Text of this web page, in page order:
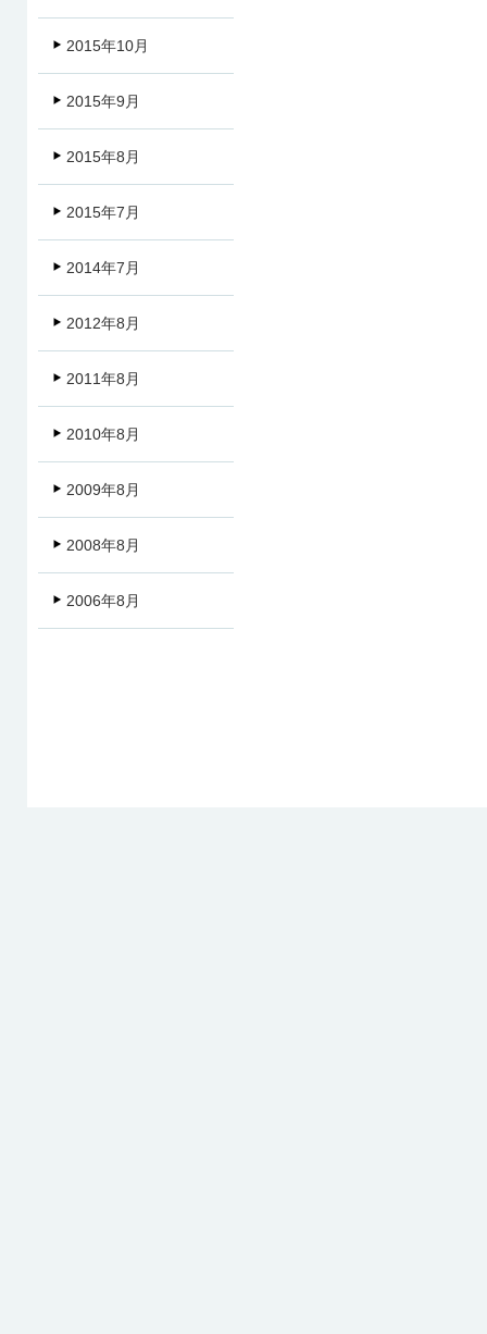
2015年10月
2015年9月
2015年8月
2015年7月
2014年7月
2012年8月
2011年8月
2010年8月
2009年8月
2008年8月
2006年8月